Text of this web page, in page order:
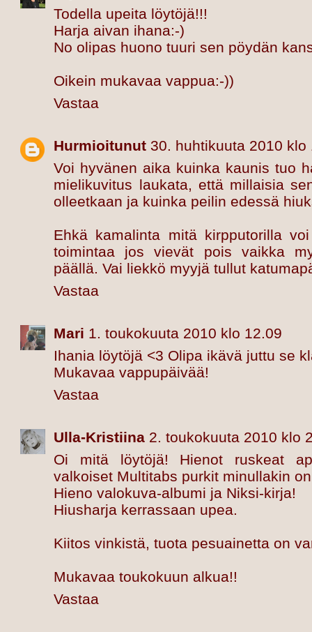
Todella upeita löytöjä!!!
Harja aivan ihana:-)
No olipas huono tuuri sen pöydän
Oikein mukavaa vappua:-))
Vastaa
Hurmioitunut 30. huhtikuuta 2010 klo
Voi hyvänen aika kuinka kaunis tuo
mielikuvitus laukata, että millaisia
olleetkaan ja kuinka peilin edessä
Ehkä kamalinta mitä kirpputorilla
toimintaa jos vievät pois vaikka
päällä. Vai liekkö myyjä tullut
Vastaa
Mari 1. toukokuuta 2010 klo 12.09
Ihania löytöjä <3 Olipa ikävä juttu se
Mukavaa vappupäivää!
Vastaa
Ulla-Kristiina 2. toukokuuta 2010 klo
Oi mitä löytöjä! Hienot ruskeat
valkoiset Multitabs purkit minullakin
Hieno valokuva-albumi ja Niksi-kirja!
Hiusharja kerrassaan upea.
Kiitos vinkistä, tuota pesuainetta on
Mukavaa toukokuun alkua!!
Vastaa